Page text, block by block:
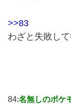
>>83
わざと失敗し
84:名無しのポケ